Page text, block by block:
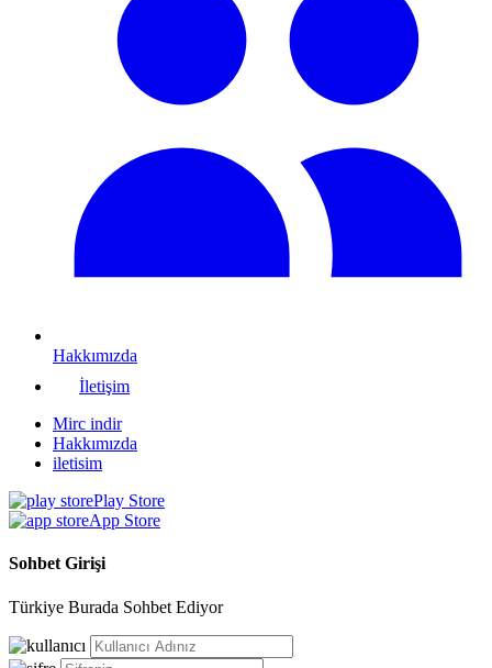
Hakkımızda
İletişim
Mirc indir
Hakkımızda
iletisim
Play Store
App Store
Sohbet Girişi
Türkiye Burada Sohbet Ediyor